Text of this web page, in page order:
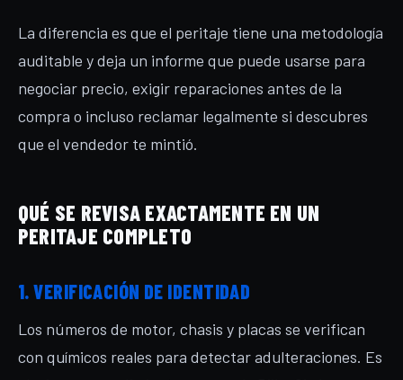
La diferencia es que el peritaje tiene una metodología
auditable y deja un informe que puede usarse para
negociar precio, exigir reparaciones antes de la
compra o incluso reclamar legalmente si descubres
que el vendedor te mintió.
QUÉ SE REVISA EXACTAMENTE EN UN
PERITAJE COMPLETO
1. VERIFICACIÓN DE IDENTIDAD
Los números de motor, chasis y placas se verifican
con químicos reales para detectar adulteraciones. Es